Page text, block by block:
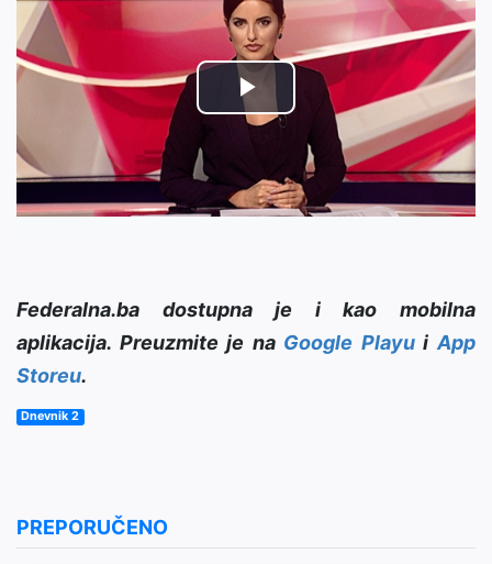
Play
Video
Federalna.ba dostupna je i kao mobilna
aplikacija. Preuzmite je na Google PlayuiApp
Storeu.
Dnevnik 2
PREPORUČENO